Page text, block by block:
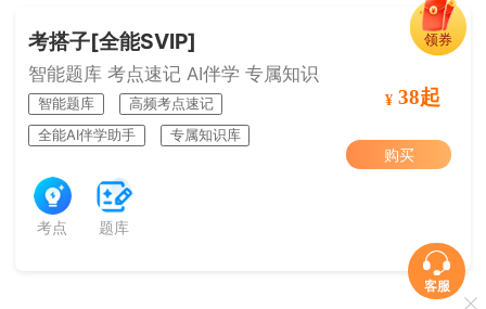
考搭子[全能SVIP]
智能题库 考点速记 AI伴学 专属知识
智能题库
高频考点速记
全能AI伴学助手
专属知识库
考点 题库
¥ 38起
购买
客服
领券